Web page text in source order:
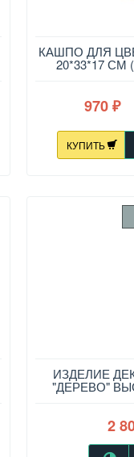
КАШПО ДЛЯ
20*33*17 СМ
970₽
КУПИТЬ
ИЗДЕЛИЕ
"ДЕРЕВО"
2